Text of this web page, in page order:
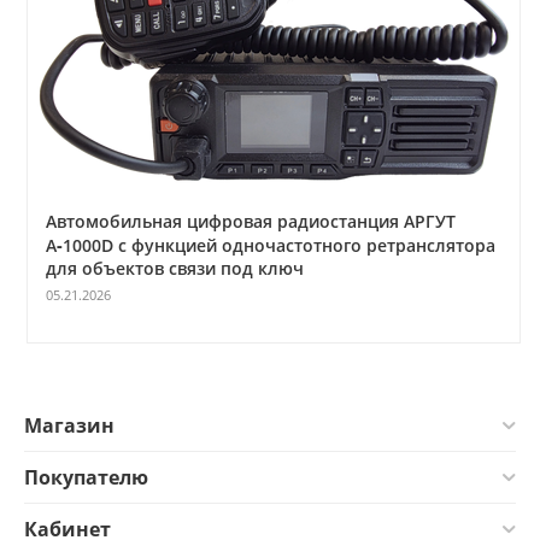
Автомобильная цифровая радиостанция АРГУТ
А‑1000D с функцией одночастотного ретранслятора
для объектов связи под ключ
05.21.2026
Магазин
Покупателю
Кабинет